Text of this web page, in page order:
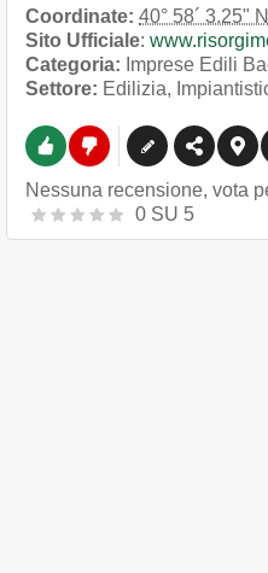
Coordinate: 40° 58´ 3.25" N
Sito Ufficiale:
Categoria: Imprese Edili
Settore: Edilizia,
Nessuna recensione, vota
0 SU 5